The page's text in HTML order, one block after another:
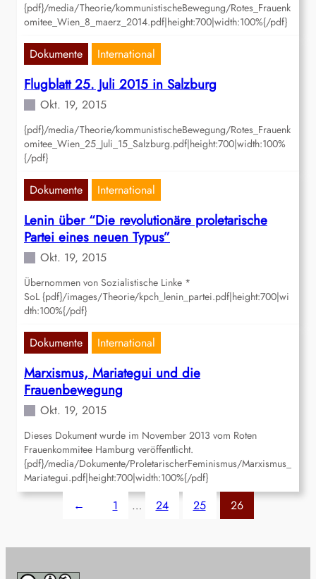
{pdf}/media/Theorie/kommunistischeBewegung/Rotes_Frauenk
omitee_Wien_8_maerz_2014.pdf|height:700|width:100%{/pdf}
Dokumente International
Flugblatt 25. Juli 2015 in Salzburg
Okt. 19, 2015
{pdf}/media/Theorie/kommunistischeBewegung/Rotes_Frauenk
omitee_Wien_25_Juli_15_Salzburg.pdf|height:700|width:100%
{/pdf}
Dokumente International
Lenin über “Die revolutionäre proletarische
Partei eines neuen Typus”
Okt. 19, 2015
Übernommen von Sozialistische Linke *
SoL {pdf}/images/Theorie/kpch_lenin_partei.pdf|height:700|wi
dth:100%{/pdf}
Dokumente International
Marxismus, Mariategui und die
Frauenbewegung
Okt. 19, 2015
Dieses Dokument wurde im November 2013 vom Roten
Frauenkommitee Hamburg veröffentlicht.
{pdf}/media/Dokumente/ProletarischerFeminismus/Marxismus_
Mariategui.pdf|height:700|width:100%{/pdf}
← 1 … 24 25 26